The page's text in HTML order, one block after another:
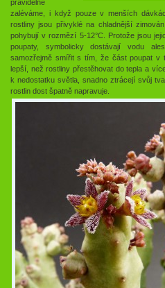
pravidelně
zaléváme, i když pouze v menších
rostliny jsou přivyklé na chladnější
pohybují v rozmězí 5-12°C. Protože jsou
poupaty, symbolicky dostávají vodu
samozřejmě smířit s tím, že část poupat v
lepší, než rostliny přestěhovat do tepla a
k nedostatku světla, snadno ztrácejí svůj
rostlin dost špatně napravuje.